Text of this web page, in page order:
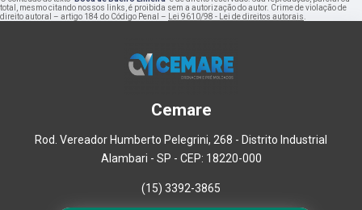
total, mesmo citando nossos links, é proibida sem a autorização do autor. Crime de violação de
direito autoral – artigo 184 do Código Penal – Lei 9610/98 - Lei de direitos autorais.
Cemare
Rod. Vereador Humberto Pelegrini, 268 - Distrito Industrial
Alambari - SP - CEP: 18220-000
(15) 3392-3865